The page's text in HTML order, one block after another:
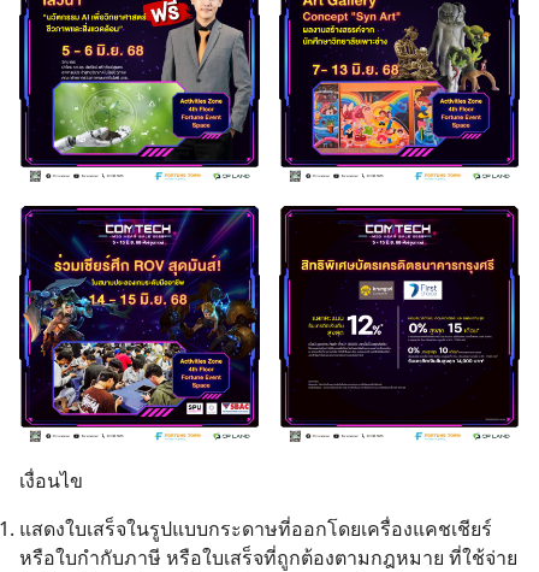
for:
เงื่อนไข
แสดงใบเสร็จในรูปแบบกระดาษที่ออกโดยเครื่องแคชเชียร์
หรือใบกำกับภาษี หรือใบเสร็จที่ถูกต้องตามกฎหมาย ที่ใช้จ่าย